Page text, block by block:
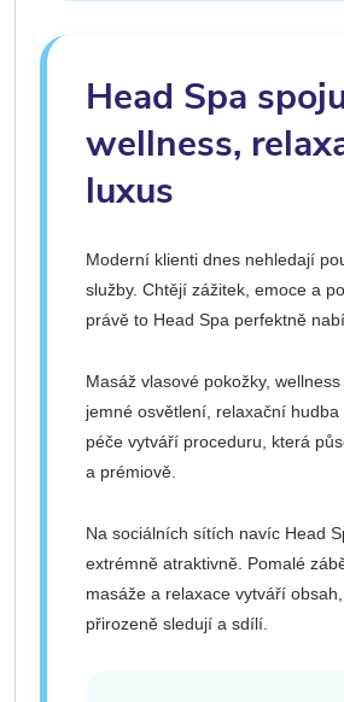
Head Spa
wellness,
luxus
Moderní klienti dnes nehledají
služby. Chtějí zážitek, emoce a
právě to Head Spa perfektně
Masáž vlasové pokožky, wellness
jemné osvětlení, relaxační
péče vytváří proceduru, která
a prémiově.
Na sociálních sítích navíc Head
extrémně atraktivně. Pomalé
masáže a relaxace vytváří
přirozeně sledují a sdílí.